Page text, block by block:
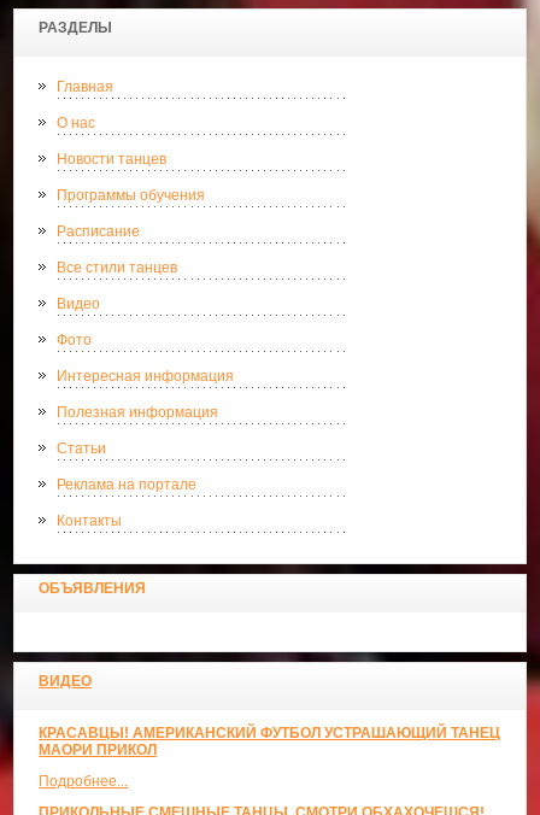
РАЗДЕЛЫ
Главная
О нас
Новости танцев
Программы обучения
Расписание
Все стили танцев
Видео
Фото
Интересная информация
Полезная информация
Статьи
Реклама на портале
Контакты
ОБЪЯВЛЕНИЯ
ВИДЕО
КРАСАВЦЫ! АМЕРИКАНСКИЙ ФУТБОЛ УСТРАШАЮЩИЙ ТАНЕЦ
МАОРИ ПРИКОЛ
Подробнее...